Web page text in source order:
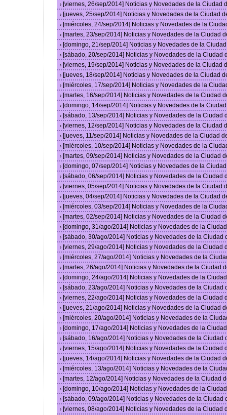
› [viernes, 26/sep/2014] Noticias y Novedades de la Ciudad
› [jueves, 25/sep/2014] Noticias y Novedades de la Ciudad
› [miércoles, 24/sep/2014] Noticias y Novedades de la
› [martes, 23/sep/2014] Noticias y Novedades de la Ciudad
› [domingo, 21/sep/2014] Noticias y Novedades de la
› [sábado, 20/sep/2014] Noticias y Novedades de la Ciudad
› [viernes, 19/sep/2014] Noticias y Novedades de la Ciudad
› [jueves, 18/sep/2014] Noticias y Novedades de la Ciudad
› [miércoles, 17/sep/2014] Noticias y Novedades de la
› [martes, 16/sep/2014] Noticias y Novedades de la Ciudad
› [domingo, 14/sep/2014] Noticias y Novedades de la
› [sábado, 13/sep/2014] Noticias y Novedades de la Ciudad
› [viernes, 12/sep/2014] Noticias y Novedades de la Ciudad
› [jueves, 11/sep/2014] Noticias y Novedades de la Ciudad
› [miércoles, 10/sep/2014] Noticias y Novedades de la
› [martes, 09/sep/2014] Noticias y Novedades de la Ciudad
› [domingo, 07/sep/2014] Noticias y Novedades de la
› [sábado, 06/sep/2014] Noticias y Novedades de la Ciudad
› [viernes, 05/sep/2014] Noticias y Novedades de la Ciudad
› [jueves, 04/sep/2014] Noticias y Novedades de la Ciudad
› [miércoles, 03/sep/2014] Noticias y Novedades de la
› [martes, 02/sep/2014] Noticias y Novedades de la Ciudad
› [domingo, 31/ago/2014] Noticias y Novedades de la
› [sábado, 30/ago/2014] Noticias y Novedades de la Ciudad
› [viernes, 29/ago/2014] Noticias y Novedades de la Ciudad
› [miércoles, 27/ago/2014] Noticias y Novedades de la
› [martes, 26/ago/2014] Noticias y Novedades de la Ciudad
› [domingo, 24/ago/2014] Noticias y Novedades de la
› [sábado, 23/ago/2014] Noticias y Novedades de la Ciudad
› [viernes, 22/ago/2014] Noticias y Novedades de la Ciudad
› [jueves, 21/ago/2014] Noticias y Novedades de la Ciudad
› [miércoles, 20/ago/2014] Noticias y Novedades de la
› [domingo, 17/ago/2014] Noticias y Novedades de la
› [sábado, 16/ago/2014] Noticias y Novedades de la Ciudad
› [viernes, 15/ago/2014] Noticias y Novedades de la Ciudad
› [jueves, 14/ago/2014] Noticias y Novedades de la Ciudad
› [miércoles, 13/ago/2014] Noticias y Novedades de la
› [martes, 12/ago/2014] Noticias y Novedades de la Ciudad
› [domingo, 10/ago/2014] Noticias y Novedades de la
› [sábado, 09/ago/2014] Noticias y Novedades de la Ciudad
› [viernes, 08/ago/2014] Noticias y Novedades de la Ciudad